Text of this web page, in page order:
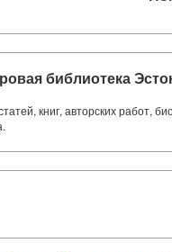
библиотека
книг, авторских работ,